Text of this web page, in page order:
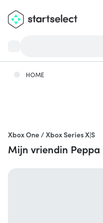
HOME
Xbox One / Xbox Series X|S
Mijn vriendin